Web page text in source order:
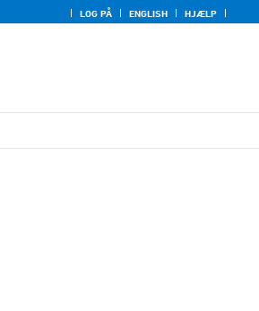
LOG PÅ ENGLISH HJÆLP